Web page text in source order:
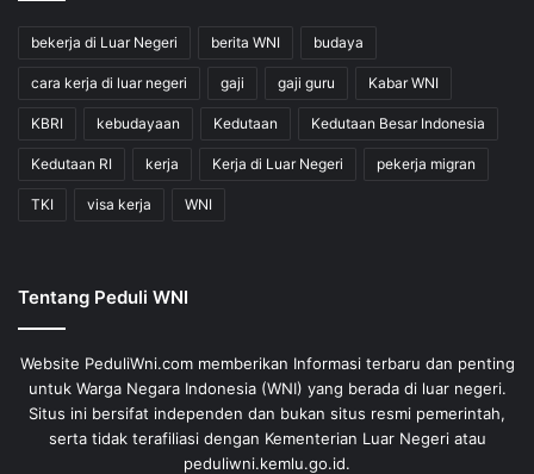
bekerja di Luar Negeri berita WNI budaya
cara kerja di luar negeri gaji gaji guru Kabar WNI
KBRI kebudayaan Kedutaan Kedutaan Besar Indonesia
Kedutaan RI kerja Kerja di Luar Negeri pekerja migran
TKI visa kerja WNI
Tentang Peduli WNI
Website PeduliWni.com memberikan Informasi terbaru dan penting
untuk Warga Negara Indonesia (WNI) yang berada di luar negeri.
Situs ini bersifat independen dan bukan situs resmi pemerintah,
serta tidak terafiliasi dengan Kementerian Luar Negeri atau
peduliwni.kemlu.go.id.